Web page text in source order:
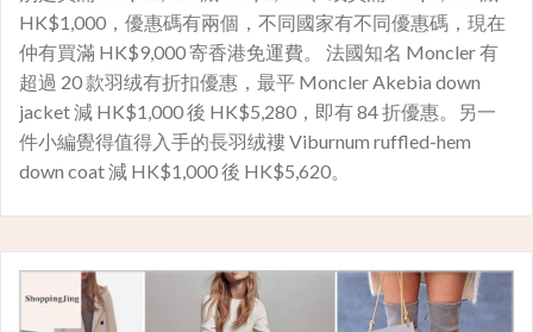
HK$1,000，優惠碼有兩個，不同國家有不同優惠碼，現在
仲有買滿 HK$9,000 寄香港免運費。 法國知名 Moncler 有
超過 20 款羽绒有折扣優惠，最平 Moncler Akebia down
jacket 減 HK$1,000 後 HK$5,280，即有 84 折優惠。另一
件小編覺得值得入手的長羽绒褸 Viburnum ruffled-hem
down coat 減 HK$1,000 後 HK$5,620。